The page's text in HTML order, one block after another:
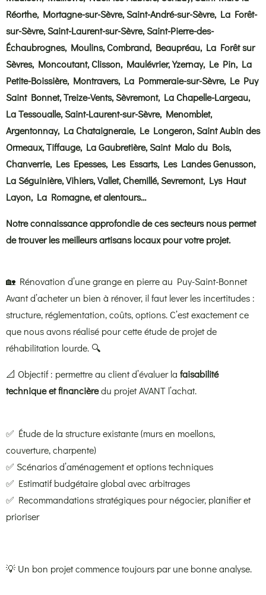
Réorthe, Mortagne-sur-Sèvre, Saint-André-sur-Sèvre, La Forêt-
sur-Sèvre, Saint-Laurent-sur-Sèvre, Saint-Pierre-des-
Échaubrognes, Moulins, Combrand, Beaupréau, La Forêt sur
Sèvres, Moncoutant, Clisson, Maulévrier, Yzernay, Le Pin, La
Petite-Boissière, Montravers, La Pommeraie-sur-Sèvre, Le Puy
Saint Bonnet, Treize-Vents, Sèvremont, La Chapelle-Largeau,
La Tessoualle, Saint-Laurent-sur-Sèvre, Menomblet,
Argentonnay, La Chataigneraie, Le Longeron, Saint Aubin des
Ormeaux, Tiffauge, La Gaubretière, Saint Malo du Bois,
Chanverrie, Les Epesses, Les Essarts, Les Landes Genusson,
La Séguinière, Vihiers, Vallet, Chemillé, Sevremont, Lys Haut
Layon, La Romagne, et alentours…
Notre connaissance approfondie de ces secteurs nous permet
de trouver les meilleurs artisans locaux pour votre projet.
🏡 Rénovation d’une grange en pierre au Puy-Saint-Bonnet
Avant d’acheter un bien à rénover, il faut lever les incertitudes :
structure, réglementation, coûts, options. C’est exactement ce
que nous avons réalisé pour cette étude de projet de
réhabilitation lourde. 🔍
📐 Objectif : permettre au client d’évaluer la faisabilité
technique et financièredu projet AVANT l’achat.
✅ Étude de la structure existante (murs en moellons,
couverture, charpente)
✅ Scénarios d’aménagement et options techniques
✅ Estimatif budgétaire global avec arbitrages
✅ Recommandations stratégiques pour négocier, planifier et
prioriser
💡 Un bon projet commence toujours par une bonne analyse.